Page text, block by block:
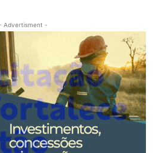
Advertisment -